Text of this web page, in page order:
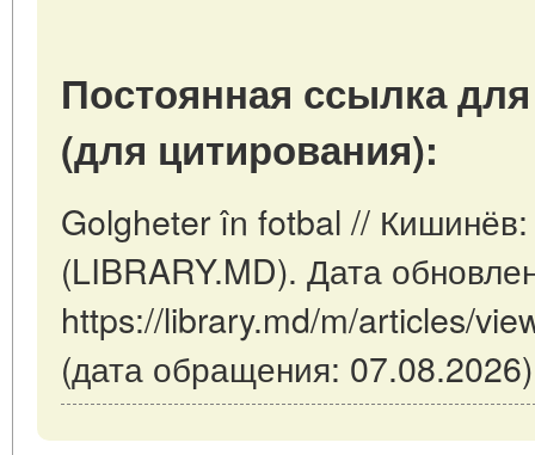
Постоянная ссылка
(для цитирования):
Golgheter în fotbal //
(LIBRARY.MD). Дата
https://library.md/m/articles/
(дата обращения: